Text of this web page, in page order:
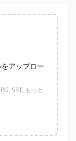
アップロー
SRT, もっと